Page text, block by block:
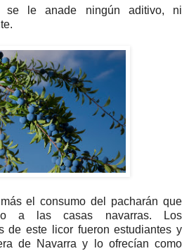
se le anade ningún aditivo, ni
el consumo del pacharán que
a las casas navarras. Los
de este licor fueron estudiantes y
de Navarra y lo ofrecían como